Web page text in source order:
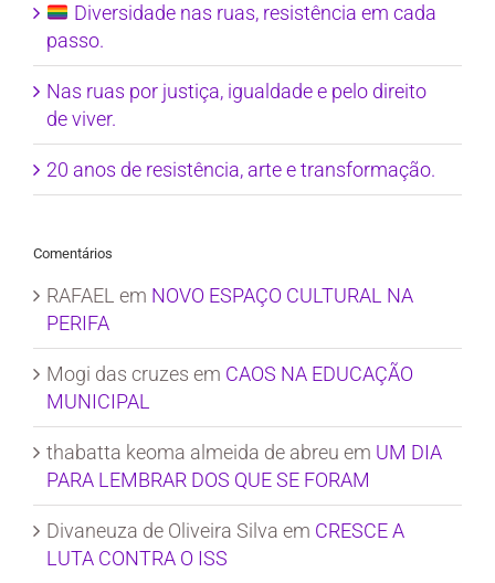
Diversidade nas ruas, resistência em cada
passo.
Nas ruas por justiça, igualdade e pelo direito
de viver.
20 anos de resistência, arte e transformação.
Comentários
RAFAEL em NOVO ESPAÇO CULTURAL NA
PERIFA
Mogi das cruzes em CAOS NA EDUCAÇÃO
MUNICIPAL
thabatta keoma almeida de abreu em UM DIA
PARA LEMBRAR DOS QUE SE FORAM
Divaneuza de Oliveira Silva em CRESCE A
LUTA CONTRA O ISS